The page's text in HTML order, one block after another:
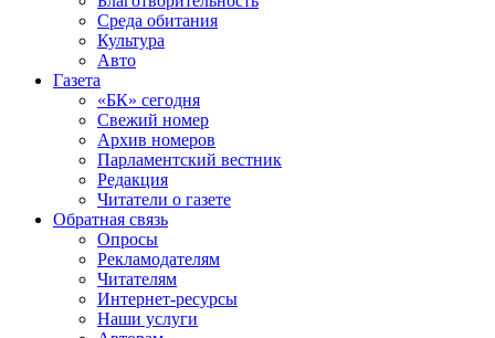
Среда обитания
Культура
Авто
Газета
«БК» сегодня
Свежий номер
Архив номеров
Парламентский вестник
Редакция
Читатели о газете
Обратная связь
Опросы
Рекламодателям
Читателям
Интернет-ресурсы
Наши услуги